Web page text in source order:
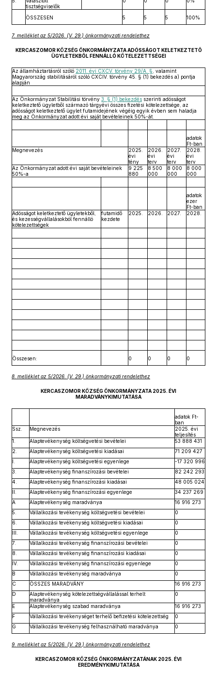
tisztségviselők
ÖSSZESEN 5 5 5 100%
7. melléklet az 5/2026. (V. 29.) önkormányzati rendelethez
KERCASZOMOR KÖZSÉG ÖNKORMÁNYZATA ADÓSSÁGOT KELETKEZTETŐ
ÜGYLETEKBŐL FENNÁLLÓ KÖTELEZETTSÉGEI
Az államháztartásról szóló 2011. évi CXCV. törvény 29/A. § , valamint
Magyarország stabilitásáról szóló CXCIV. törvény 45. § (1) bekezdés a) pontja
alapján
Az Önkormányzat Stabilitási törvény 3. § (1) bekezdés szerinti adósságot
keletkeztető ügyletből származó tárgyévi összes fizetési kötelezettsége, az
adósságot keletkeztető ügylet futamidejének végéig egyik évben sem haladja
meg az Önkormányzat adott évi saját bevételeinek 50%-át.
adatok
Ft-ban
Megnevezés
2025.
évi
tény
2026.
évi
terv
2027.
évi
terv
2028.
évi
terv
Az Önkormányzat adott évi saját bevételeinek
50%-a
9 225
880
8 500
000
8 000
000
8 000
000
adatok
ezer
Ft-ban
Adósságot keletkeztető ügyletekből,
és kezességvállalásokból fennálló
kötelezettségek
futamidő
kezdete
2025. 2026. 2027. 2028.
Összesen: 0 0 0 0
8. melléklet az 5/2026. (V. 29.) önkormányzati rendelethez
KERCASZOMOR KÖZSÉG ÖNKORMÁNYZATA 2025. ÉVI
MARADVÁNYKIMUTATÁSA
adatok Ft-
ban
Ssz.
Megnevezés
2025. évi
teljesítés
1.
Alaptevékenység költségvetési bevételei
53 888 431
2.
Alaptevékenység költségvetési kiadásai
71 209 427
I.
Alaptevékenység költségvetési egyenlege
-17 320 996
3.
Alaptevékenység finanszírozási bevételei
82 242 293
4.
Alaptevékenység finanszírozási kiadásai
48 005 024
II.
Alaptevékenység finanszírozási egyenlege
34 237 269
A
Alaptevékenység maradványa
16 916 273
5.
Vállalkozási tevékenység költségvetési bevételei
0
6.
Vállalkozási tevékenység költségvetési kiadásai
0
III.
Vállalkozási tevékenység költségvetési egyenlege
0
7.
Vállalkozási tevékenység finanszírozási bevételei
0
8.
Vállalkozási tevékenység finanszírozási kiadásai
0
IV.
Vállalkozási tevékenység finanszírozási egyenlege
0
B
Vállalkozási tevékenység maradványa
0
C
ÖSSZES MARADVÁNY
16 916 273
D
Alaptevékenység kötelezettségvállalással terhelt
maradványa
0
E Alaptevékenység szabad maradványa
16 916 273
F
Vállalkozási tevékenységet terhelő befizetési kötelezettség
0
G
Vállalkozási tevékenység felhasználható maradványa 0
9. melléklet az 5/2026. (V. 29.) önkormányzati rendelethez
KERCASZOMOR KÖZSÉG ÖNKORMÁNYZATÁNAK 2025. ÉVI
EREDMÉNYKIMUTATÁSA